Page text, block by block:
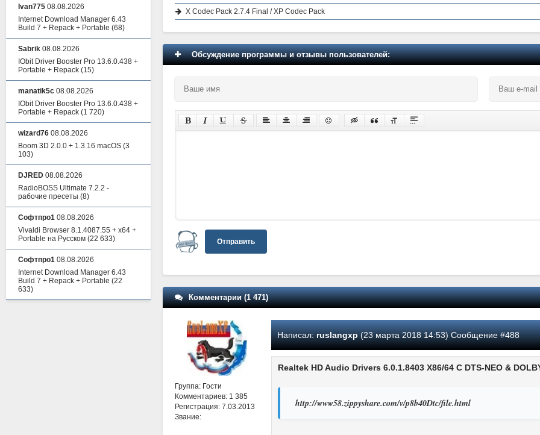
X Codec Pack 2.7.4 Final / XP Codec Pack
Обсуждение программы и отзывы пользователей:
Отправить
Комментарии (1 471)
Группа: Гости
Комментариев: 1 385
Регистрация: 7.03.2013
Звание:
Написал: ruslangxp(23 марта 2018 14:53) Сообщение #488
Realtek HD Audio Drivers 6.0.1.8403 X86/64 C DTS-NEO &
http://www58.zippyshare.com/v/p8b40Dtc/file.html
Ivan775 08.08.2026
Internet Download Manager 6.43
Build 7 + Repack + Portable (68)
Sabrik 08.08.2026
IObit Driver Booster Pro 13.6.0.438 +
Portable + Repack (15)
manatik5c 08.08.2026
IObit Driver Booster Pro 13.6.0.438 +
Portable + Repack (1 720)
wizard76 08.08.2026
Boom 3D 2.0.0 + 1.3.16 macOS (3
103)
DJRED 08.08.2026
RadioBOSS Ultimate 7.2.2 -
рабочие пресеты (8)
Софтпро1 08.08.2026
Vivaldi Browser 8.1.4087.55 + x64 +
Portable на Русском (22 633)
Софтпро1 08.08.2026
Internet Download Manager 6.43
Build 7 + Repack + Portable (22
633)